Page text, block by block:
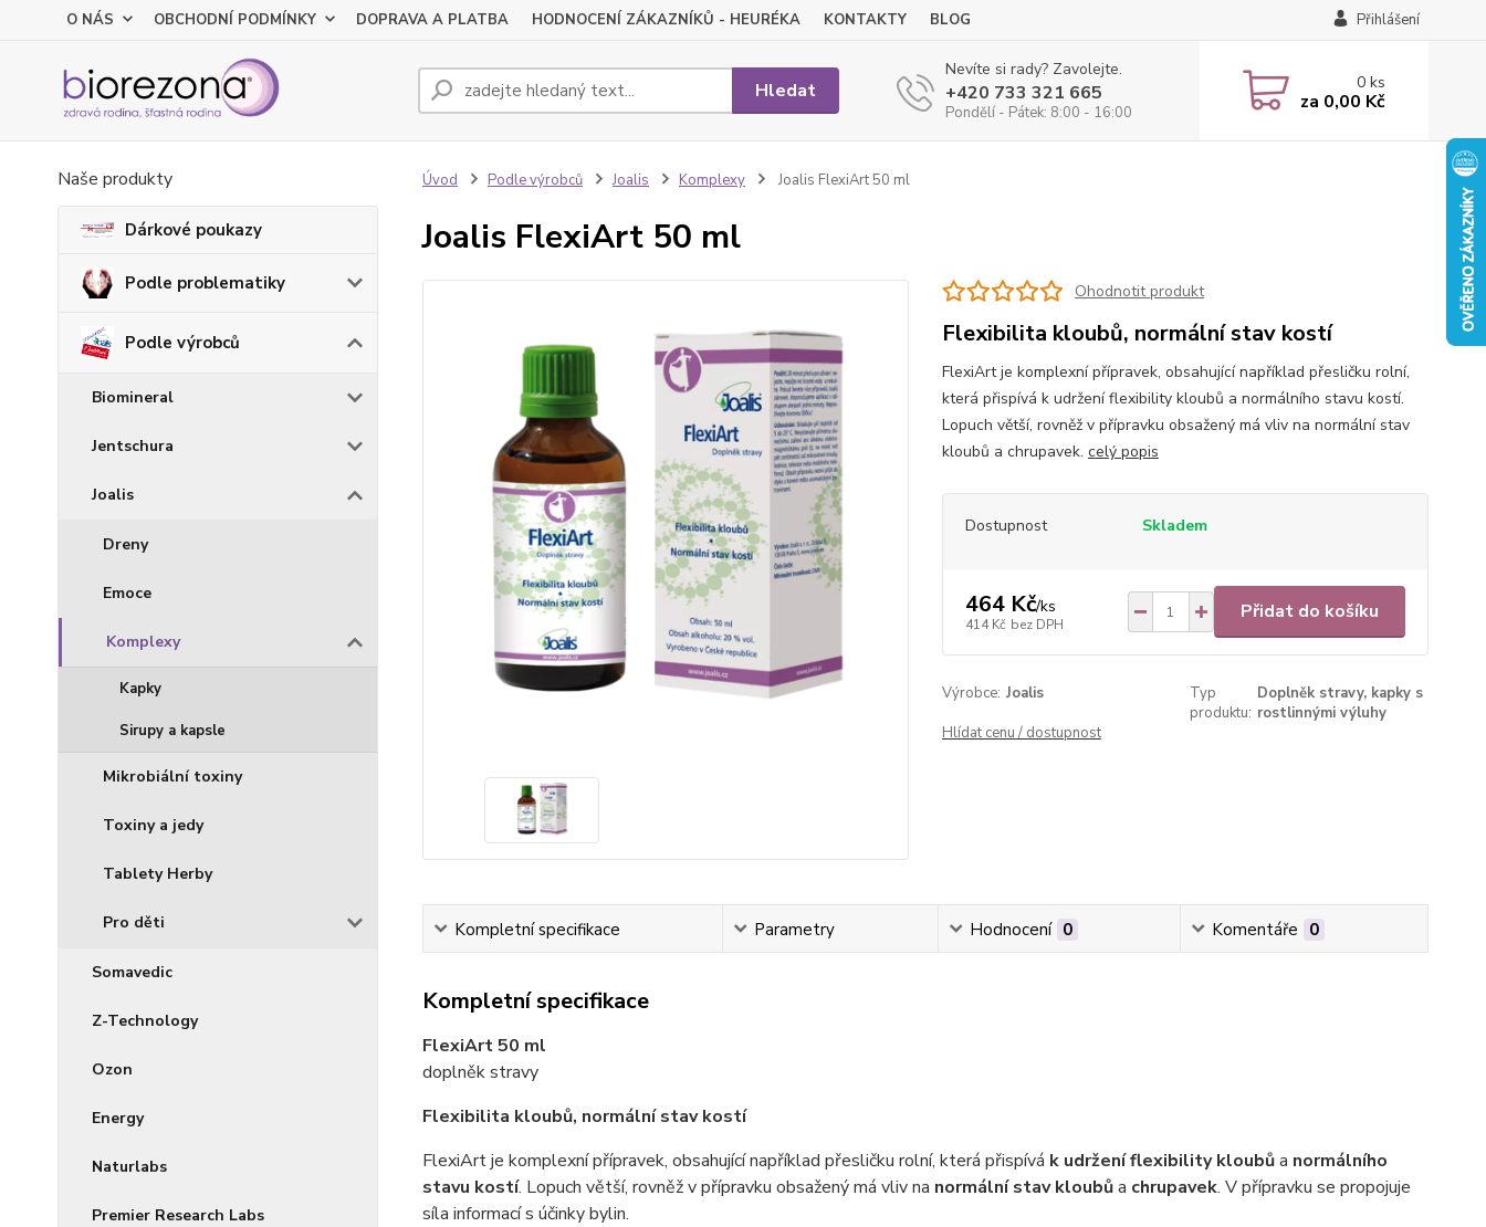
O NÁS OBCHODNÍ PODMÍNKY DOPRAVA A PLATBA HODNOCENÍ ZÁKAZNÍKŮ - HEURÉKA KONTAKTY BLOG Přihlášení
Hledat
Nevíte si rady? Zavolejte.
+420 733 321 665
Pondělí - Pátek: 8:00 - 16:00
0ks
za 0,00 Kč
Naše produkty
Dárkové poukazy
Podle problematiky
Podle výrobců
Biomineral
Jentschura
Joalis
Dreny
Emoce
Komplexy
Kapky
Sirupy a kapsle
Mikrobiální toxiny
Toxiny a jedy
Tablety Herby
Pro děti
Somavedic
Z-Technology
Ozon
Energy
Naturlabs
Premier Research Labs
Úvod Podle výrobců Joalis Komplexy Joalis FlexiArt 50 ml
Joalis FlexiArt 50 ml
Ohodnotit produkt
Flexibilita kloubů, normální stav kostí
FlexiArt je komplexní přípravek, obsahující například přesličku rolní,
která přispívá k udržení flexibility kloubů a normálního stavu kostí.
Lopuch větší, rovněž v přípravku obsažený má vliv na normální stav
kloubů a chrupavek. celý popis
Dostupnost Skladem
464 Kč/ks
414 Kč bez DPH
Přidat do košíku
Výrobce: Joalis
Typ
produktu:
Doplněk stravy, kapky s
rostlinnými výluhy
Hlídat cenu / dostupnost
Kompletní specifikace Parametry Hodnocení 0 Komentáře 0
Kompletní specifikace
FlexiArt 50 ml
doplněk stravy
Flexibilita kloubů, normální stav kostí
FlexiArt je komplexní přípravek, obsahující například přesličku rolní, která přispívá k udržení flexibility kloubůa normálního
stavu kostí. Lopuch větší, rovněž v přípravku obsažený má vliv na normální stav kloubůa chrupavek. V přípravku se propojuje
síla informací s účinky bylin.